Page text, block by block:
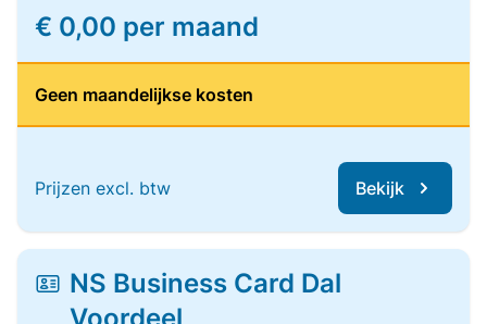
€ 0,00 per maand
Geen maandelijkse kosten
Prijzen excl. btw Bekijk
NS Business Card Dal